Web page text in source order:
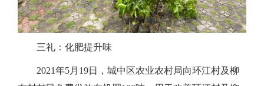
三礼：化肥提升味
2021年5月 19日，城中区农业农村局向环江村及柳